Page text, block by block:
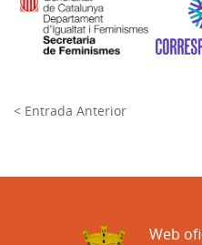
< Entrada Anterior
Web